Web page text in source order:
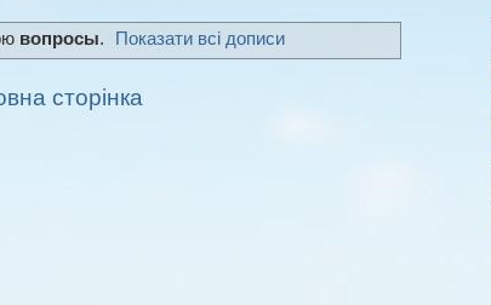
вопросы. Показати всі дописи
сторінка